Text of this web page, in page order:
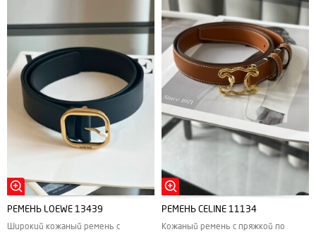
РЕМЕНЬ LOEWE 13439
Широкий кожаный ремень с
РЕМЕНЬ CELINE 11134
Кожаный ремень с пряжкой по